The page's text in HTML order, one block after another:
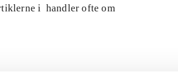
i handler ofte om